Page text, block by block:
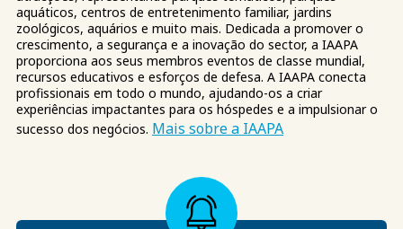
aquáticos, centros de entretenimento familiar, jardins
zoológicos, aquários e muito mais. Dedicada a promover o
crescimento, a segurança e a inovação do sector, a IAAPA
proporciona aos seus membros eventos de classe mundial,
recursos educativos e esforços de defesa. A IAAPA conecta
profissionais em todo o mundo, ajudando-os a criar
experiências impactantes para os hóspedes e a impulsionar o
sucesso dos negócios. Mais sobre a IAAPA